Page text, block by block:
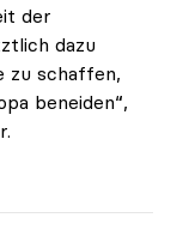
der
dazu
zu schaffen,
beneiden“,
Peter